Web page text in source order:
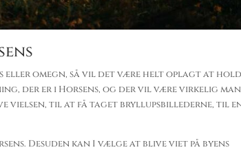
omegn, så vil det være helt oplagt at
der er i Horsens, og der vil være virkelig
vielsen, til at få taget bryllupsbillederne, til
Desuden kan I vælge at blive viet på byens